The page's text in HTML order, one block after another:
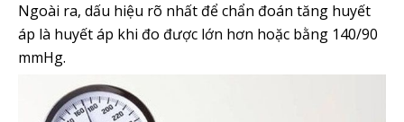
Ngoài ra, dấu hiệu rõ nhất để chẩn đoán tăng huyết
áp là huyết áp khi đo được lớn hơn hoặc bằng 140/90
mmHg.